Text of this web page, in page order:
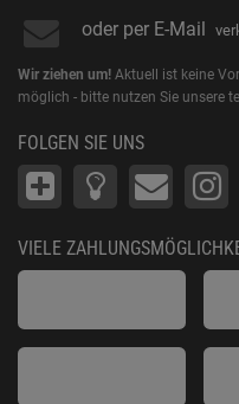
oder per E-Mail
Wir ziehen um! Aktuell ist keine
möglich - bitte nutzen Sie unsere
FOLGEN SIE UNS
VIELE